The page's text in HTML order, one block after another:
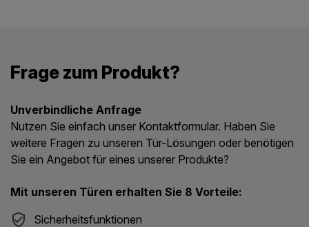
Frage zum Produkt?
Unverbindliche Anfrage
Nutzen Sie einfach unser Kontaktformular. Haben Sie
weitere Fragen zu unseren Tür-Lösungen oder benötigen
Sie ein Angebot für eines unserer Produkte?
Mit unseren Türen erhalten Sie 8 Vorteile:
Sicherheitsfunktionen